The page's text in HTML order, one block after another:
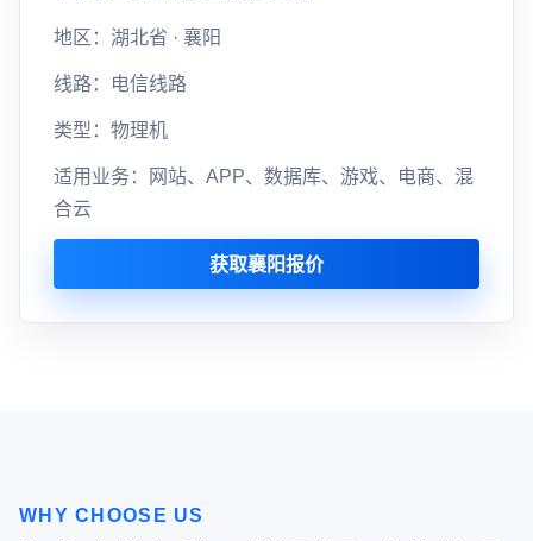
地区：湖北省 · 襄阳
线路：电信线路
类型：物理机
适用业务：网站、APP、数据库、游戏、电商、混
合云
获取襄阳报价
WHY CHOOSE US